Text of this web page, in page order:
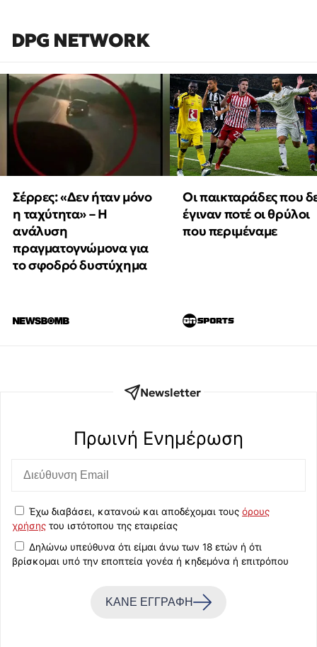
DPG NETWORK
Σέρρες: «Δεν ήταν μόνο
η ταχύτητα» – Η
ανάλυση
πραγματογνώμονα για
το σφοδρό δυστύχημα
Οι παικταράδες που
έγιναν ποτέ οι θρύλοι
που περιμέναμε
Newsletter
Πρωινή Eνημέρωση
Έχω διαβάσει, κατανοώ και αποδέχομαι τους όρους
χρήσης του ιστότοπου της εταιρείας
Δηλώνω υπεύθυνα ότι είμαι άνω των 18 ετών ή ότι
βρίσκομαι υπό την εποπτεία γονέα ή κηδεμόνα ή επιτρόπου
ΚΑΝΕ ΕΓΓΡΑΦΗ